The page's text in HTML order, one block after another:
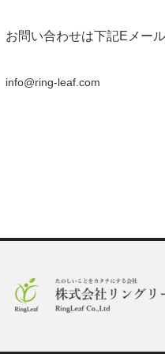
お問い合わせは下記Eメー
info@ring-leaf.com